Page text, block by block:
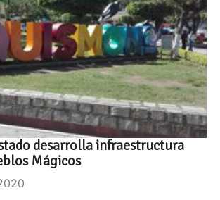
desarrolla infraestructura
Mágicos